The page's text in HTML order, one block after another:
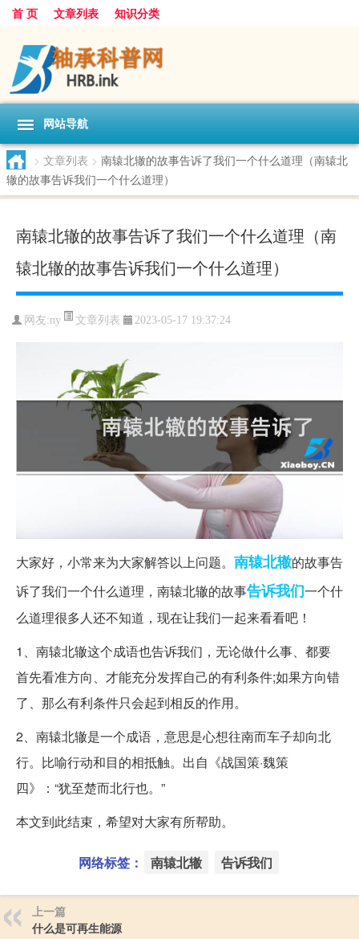
首 页 文章列表 知识分类
网站导航
> 文章列表 > 南辕北辙的故事告诉了我们一个什么道理（南辕北
辙的故事告诉我们一个什么道理）
南辕北辙的故事告诉了我们一个什么道理（南
辕北辙的故事告诉我们一个什么道理）
网友:ny 文章列表 2023-05-17 19:37:24
大家好，小常来为大家解答以上问题。 南辕北辙的故事告
诉了我们一个什么道理，南辕北辙的故事告诉我们一个什
么道理很多人还不知道，现在让我们一起来看看吧！
1、南辕北辙这个成语也告诉我们，无论做什么事、都要
首先看准方向、才能充分发挥自己的有利条件;如果方向错
了、那么有利条件只会起到相反的作用。
2、南辕北辙是一个成语，意思是心想往南而车子却向北
行。比喻行动和目的相抵触。出自《战国策·魏策
四》：“犹至楚而北行也。”
本文到此结束，希望对大家有所帮助。
网络标签： 南辕北辙 告诉我们
上一篇
什么是可再生能源